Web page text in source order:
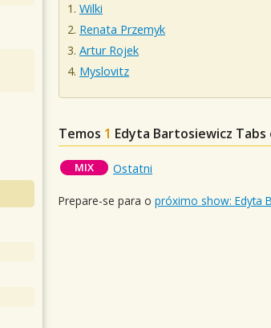
Wilki
Renata Przemyk
Artur Rojek
Myslovitz
Temos 1 Edyta Bartosiewicz Tabs
MIX Ostatni
Prepare-se para o próximo show: Edyta